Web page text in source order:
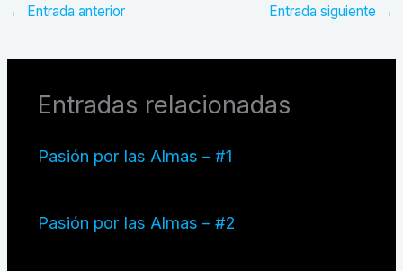
← Entrada anterior Entrada siguiente →
Entradas relacionadas
Pasión por las Almas – #1
Pasión por las Almas – #2